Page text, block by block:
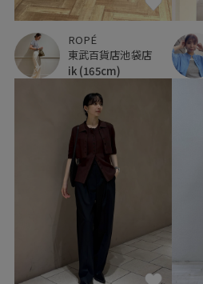
ROPÉ
東武百貨店池袋店
ik (165cm)